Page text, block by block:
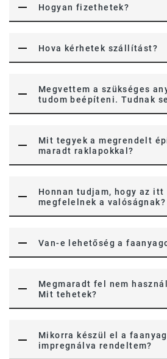
Hogyan fizethetek?
Hova kérhetek szállítást?
Megvettem a szükséges
tudom beépíteni. Tudnak
Mit tegyek a megrendelt
maradt raklapokkal?
Honnan tudjam, hogy az
megfelelnek a valóságnak?
Van-e lehetőség a
Megmaradt fel nem
Mit tehetek?
Mikorra készül el a
impregnálva rendeltem?